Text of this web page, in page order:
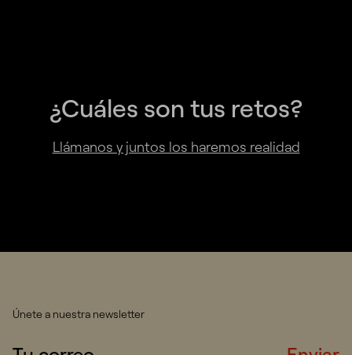
¿Cuáles son tus retos?
Llámanos y juntos los haremos realidad
Únete a nuestra newsletter